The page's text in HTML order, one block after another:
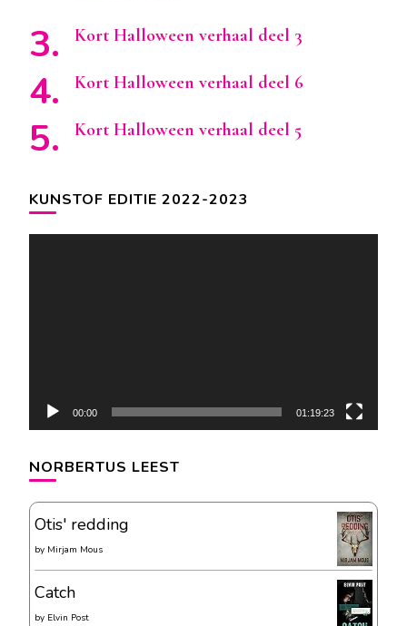
Kort Halloween verhaal deel 3
Kort Halloween verhaal deel 6
Kort Halloween verhaal deel 5
KUNSTOF EDITIE 2022-2023
00:00 01:19:23
NORBERTUS LEEST
Otis' redding
by Mirjam Mous
Catch
by Elvin Post